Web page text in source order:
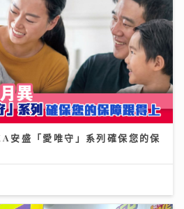
安盛「愛唯守」系列確保您的保